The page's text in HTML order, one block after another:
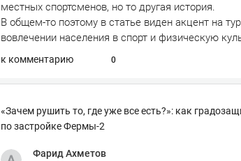
местных спортсменов, но то другая история.
В общем-то поэтому в статье виден акцент на
вовлечении населения в спорт и физическую
к комментарию 0
«Зачем рушить то, где уже все есть?»: как
по застройке Фермы-2
Фарид Ахметов